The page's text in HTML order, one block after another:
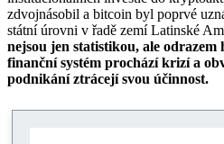
Regulační rizika pro podnikání
Řízení rizik během finanční
Monetizace zlata pro
zdvojnásobil a bitcoin byl poprvé
státní úrovni v řadě zemí Latinské
nejsou jen statistikou, ale
finanční systém prochází krizí a
podnikání ztrácejí svou účinnost.